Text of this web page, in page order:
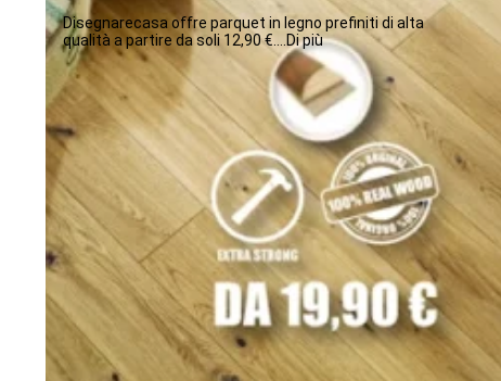
Disegnarecasa offre parquet in legno prefiniti di alta
qualità a partire da soli 12,90 €....Di più